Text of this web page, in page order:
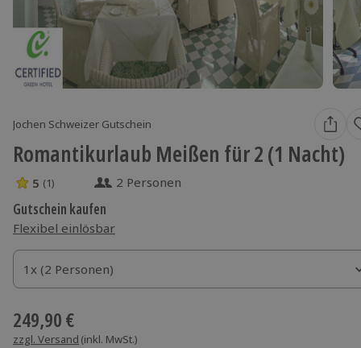
Jochen Schweizer Gutschein
Romantikurlaub Meißen für 2 (1 Nacht)
5 Sterne von 5 aus 1 Bewertungen
5 (1) 2 Personen
Gutschein kaufen
Flexibel einlösbar
1x (2 Personen)
1x (2 Personen)
1x (2 Personen)
249,90 €
zzgl. Versand (inkl. MwSt.)